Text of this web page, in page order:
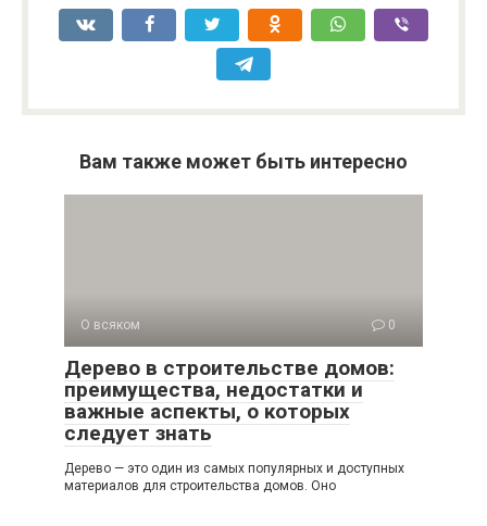
Вам также может быть интересно
О всяком 0
Дерево в строительстве домов:
преимущества, недостатки и
важные аспекты, о которых
следует знать
Дерево — это один из самых популярных и доступных
материалов для строительства домов. Оно